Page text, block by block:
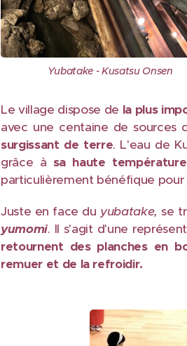
Yubatake - Kusatsu Onsen
Le village dispose de la plus
avec une centaine de
surgissant de terre. L'eau de
grâce à sa haute
particulièrement bénéfique pour
Juste en face du yubatake, se
yumomi. Il s'agit d'une
retournent des planches en
remuer et de la refroidir.